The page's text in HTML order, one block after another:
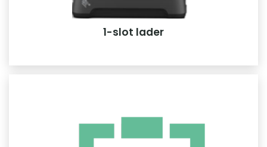
1-slot lader